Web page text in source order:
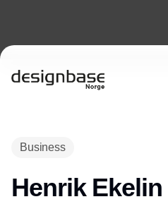
Business
Henrik